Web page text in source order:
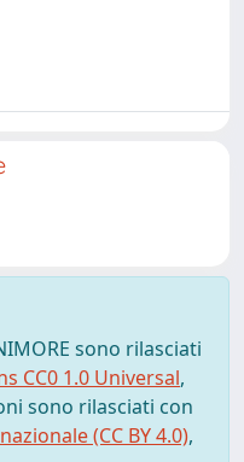
sono rilasciati
CC0 1.0 Universal,
sono rilasciati con
(CC BY 4.0),